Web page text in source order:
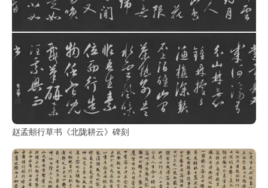
赵孟頫行草书《北陇耕云》碑刻